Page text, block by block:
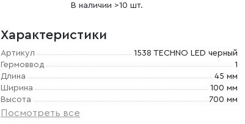
В наличии >10 шт.
Характеристики
Артикул
1538 TECHNO LED черный
Гермоввод
1
Длина
45 мм
Ширина
100 мм
Высота
700 мм
Посмотреть все